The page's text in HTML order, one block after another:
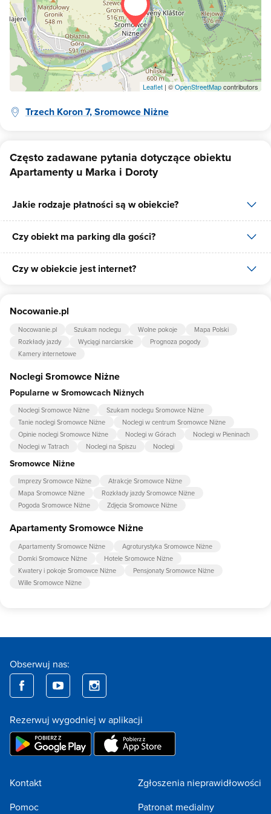
Leaflet | ©OpenStreetMapcontributors
Trzech Koron 7, Sromowce Niżne
Często zadawane pytania dotyczące obiektu
Apartamenty u Marka i Doroty
Jakie rodzaje płatności są w obiekcie?
W obiekcie dostępne są następujące formy płatności: gotówka,
płatność przelewem.
Czy obiekt ma parking dla gości?
Tak, Apartamenty u Marka i Doroty posiada bezpłatny parking dla
Czy w obiekcie jest internet?
internet.
Nocowanie.pl
Nocowanie.pl Szukam noclegu Wolne pokoje
Mapa Polski
Rozkłady jazdy
Wyciągi narciarskie
Prognoza pogody
Kamery internetowe
Noclegi Sromowce Niżne
Popularne w Sromowcach Niżnych
Noclegi Sromowce Niżne
Szukam noclegu Sromowce Niżne
Tanie noclegi Sromowce Niżne
Noclegi w centrum Sromowce Niżne
Opinie noclegi Sromowce Niżne
Noclegi w Górach
Noclegi w Pieninach
Noclegi w Tatrach
Noclegi na Spiszu Noclegi
Sromowce Niżne
Imprezy Sromowce Niżne
Atrakcje Sromowce Niżne
Mapa Sromowce Niżne
Rozkłady jazdy Sromowce Niżne
Pogoda Sromowce Niżne
Zdjęcia Sromowce Niżne
Apartamenty Sromowce Niżne
Apartamenty Sromowce Niżne
Agroturystyka Sromowce Niżne
Domki Sromowce Niżne
Hotele Sromowce Niżne
Kwatery i pokoje Sromowce Niżne
Pensjonaty Sromowce Niżne
Wille Sromowce Niżne
Obserwuj nas:
Rezerwuj wygodniej w aplikacji
Kontakt
Pomoc
Zgłoszenia nieprawidłowości
Patronat medialny